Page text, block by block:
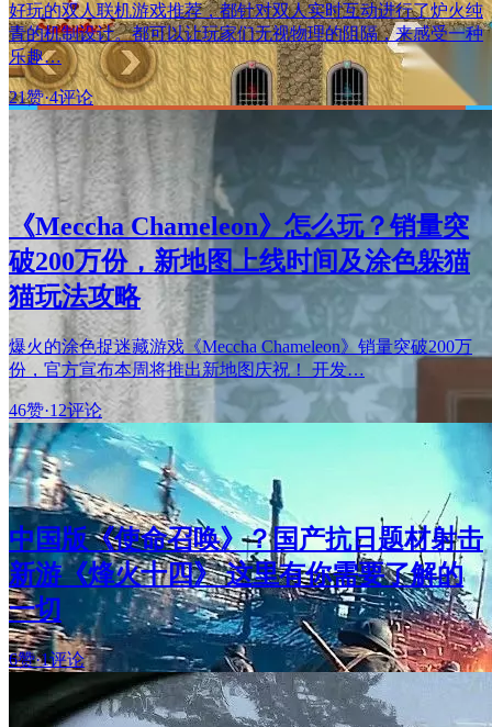
好玩的双人联机游戏推荐，都针对双人实时互动进行了炉火纯
青的机制设计。都可以让玩家们无视物理的阻隔，来感受一种
乐趣…
21赞·4评论
《Meccha Chameleon》怎么玩？销量突
破200万份，新地图上线时间及涂色躲猫
猫玩法攻略
爆火的涂色捉迷藏游戏《Meccha Chameleon》销量突破200万
份，官方宣布本周将推出新地图庆祝！ 开发…
46赞·12评论
中国版《使命召唤》？国产抗日题材射击
新游《烽火十四》 这里有你需要了解的
一切
6赞·1评论